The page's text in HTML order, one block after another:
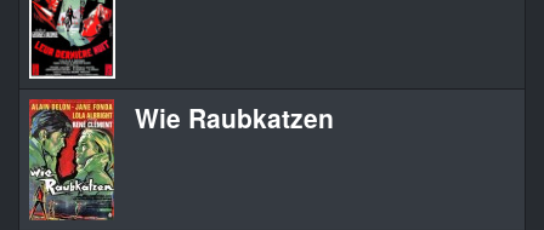
Wie Raubkatzen